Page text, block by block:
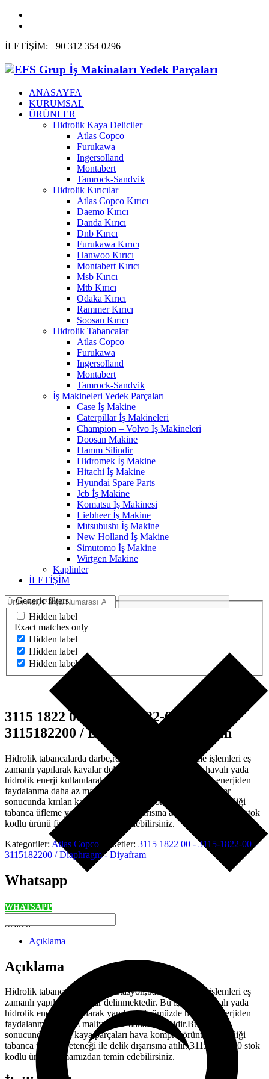
İLETİŞİM: +90 312 354 0296
ANASAYFA
KURUMSAL
ÜRÜNLER
Hidrolik Kaya Deliciler
Atlas Copco
Furukawa
Ingersolland
Montabert
Tamrock-Sandvik
Hidrolik Kırıcılar
Atlas Copco Kırıcı
Daemo Kırıcı
Danda Kırıcı
Dnb Kırıcı
Furukawa Kırıcı
Hanwoo Kırıcı
Montabert Kırıcı
Msb Kırıcı
Mtb Kırıcı
Odaka Kırıcı
Rammer Kırıcı
Soosan Kırıcı
Hidrolik Tabancalar
Atlas Copco
Furukawa
Ingersolland
Montabert
Tamrock-Sandvik
İş Makineleri Yedek Parçaları
Case İş Makine
Caterpillar İş Makineleri
Champion – Volvo İş Makineleri
Doosan Makine
Hamm Silindir
Hidromek İş Makine
Hitachi İş Makine
Hyundai Spare Parts
Jcb İş Makine
Komatsu İş Makinesi
Liebheer İş Makine
Mıtsubushı İş Makine
New Holland İş Makine
Simutomo İş Makine
Wirtgen Makine
Kaplinler
İLETİŞİM
Search
Generic filters
Hidden label
Exact matches only
Hidden label
Hidden label
Hidden label
3115 1822 00 – 3115-1822-00 –
3115182200 / Diaphragm – Diyafram
Hidrolik tabancalarda darbe,rotasyon,baskı ve üfleme işlemleri eş
zamanlı yapılarak kayalar delinmektedir. Bu işlemler havalı yada
hidrolik enerji kullanılarak yapılır. Günümüzde hidrolik enerjiden
faydalanma daha az maliyetli ve daha verimlidir.Bu işlemler
sonucunda kırılan kaya parçaları hava kompresörünün beslediği
tabanca üfleme yeteneği ile delik dışarısına atılır. 3115 1822 00 stok
kodlu ürünü firmamızdan temin edebilirsiniz.
Kategoriler: Atlas Copco Etiketler: 3115 1822 00 - 3115-1822-00 -
3115182200 / Diaphragm - Diyafram
Whatsapp
WHATSAPP
Açıklama
Açıklama
Hidrolik tabancalarda darbe,rotasyon,baskı ve üfleme işlemleri eş
zamanlı yapılarak kayalar delinmektedir. Bu işlemler havalı yada
hidrolik enerji kullanılarak yapılır. Günümüzde hidrolik enerjiden
faydalanma daha az maliyetli ve daha verimlidir.Bu işlemler
sonucunda kırılan kaya parçaları hava kompresörünün beslediği
tabanca üfleme yeteneği ile delik dışarısına atılır. 3115 1822 00 stok
kodlu ürünü firmamızdan temin edebilirsiniz.